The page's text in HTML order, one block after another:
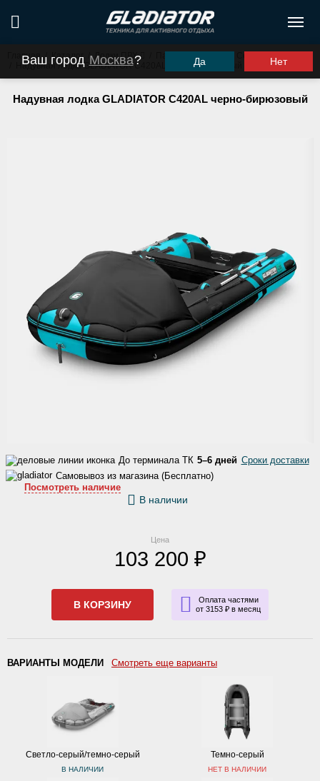
Ваш город Москва? Да Нет
Главная / Каталог Лодки ПВХ Пайольное дно
Серия Active (С)
Надувная лодка GLADIATOR C420AL черно-бирюзовый
Надувная лодка GLADIATOR C420AL черно-бирюзовый
До терминала ТК 5–6 дней Сроки доставки
Самовывоз из магазина (Бесплатно)
Посмотреть наличие
В наличии
Цена
103 200 ₽
В КОРЗИНУ
Оплата частями
от 3153 ₽ в месяц
ВАРИАНТЫ МОДЕЛИ Смотреть еще варианты
Светло-серый/темно-серый
В НАЛИЧИИ
Темно-серый
НЕТ В НАЛИЧИИ